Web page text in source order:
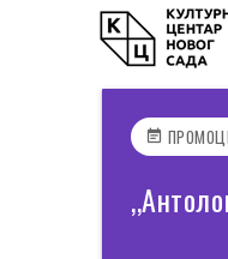
event_note